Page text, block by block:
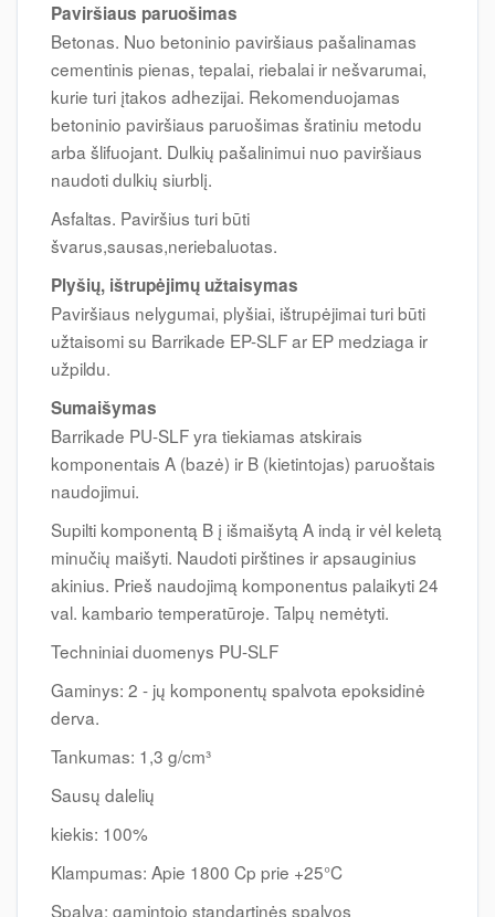
Paviršiaus paruošimas
Betonas. Nuo betoninio paviršiaus pašalinamas
cementinis pienas, tepalai, riebalai ir nešvarumai,
kurie turi įtakos adhezijai. Rekomenduojamas
betoninio paviršiaus paruošimas šratiniu metodu
arba šlifuojant. Dulkių pašalinimui nuo paviršiaus
naudoti dulkių siurblį.
Asfaltas. Paviršius turi būti
švarus,sausas,neriebaluotas.
Plyšių, ištrupėjimų užtaisymas
Paviršiaus nelygumai, plyšiai, ištrupėjimai turi būti
užtaisomi su Barrikade EP-SLF ar EP medziaga ir
užpildu.
Sumaišymas
Barrikade PU-SLF yra tiekiamas atskirais
komponentais A (bazė) ir B (kietintojas) paruoštais
naudojimui.
Supilti komponentą B į išmaišytą A indą ir vėl keletą
minučių maišyti. Naudoti pirštines ir apsauginius
akinius. Prieš naudojimą komponentus palaikyti 24
val. kambario temperatūroje. Talpų nemėtyti.
Techniniai duomenys PU-SLF
Gaminys: 2 - jų komponentų spalvota epoksidinė
derva.
Tankumas: 1,3 g/cm³
Sausų dalelių
kiekis: 100%
Klampumas: Apie 1800 Cp prie +25°C
Spalva: gamintojo standartinės spalvos